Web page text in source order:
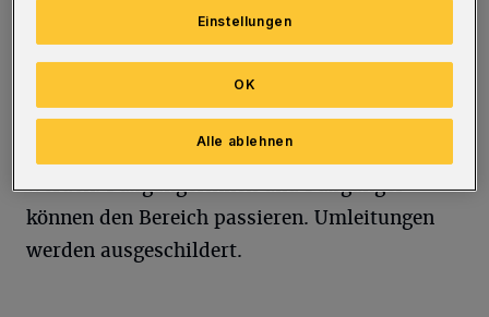
als Sackgasse befahrbar. Die Häuser Am
Jagdhaus 65 bis 70 können nur von der Straße
Am Eckbusch über den Farnweg erreicht
werden. Fußgängerinnen und Fußgänger
können den Bereich passieren. Umleitungen
werden ausgeschildert.
Einstellungen
Alle ablehnen
OK